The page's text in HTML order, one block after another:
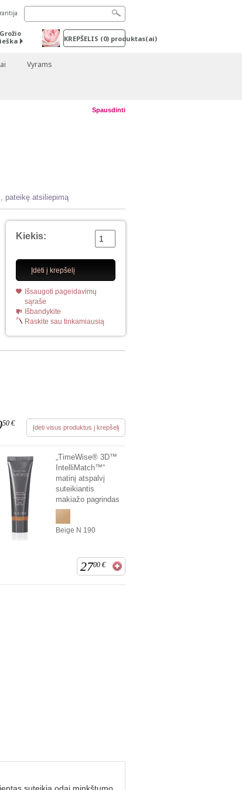
KREPŠELIS (0) produktas(ai)
Vyrams
Spausdinti
pateikę atsiliepimą
Kiekis:
Įdėti į krepšelį
Išsaugoti pageidavimų
sąraše
Išbandykite
Raskite sau tinkamiausią
50 € Įdėti visus produktus į krepšelį
„TimeWise® 3D™
IntelliMatch™“
matinį atspalvį
suteikiantis
makiažo pagrindas
Beige N 190
2700 €